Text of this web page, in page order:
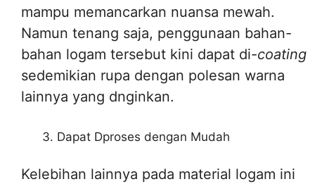
mampu memancarkan nuansa mewah.
Namun tenang saja, penggunaan bahan-
bahan logam tersebut kini dapat di-coating
sedemikian rupa dengan polesan warna
lainnya yang dnginkan.
Dapat Dproses dengan Mudah
Kelebihan lainnya pada material logam ini